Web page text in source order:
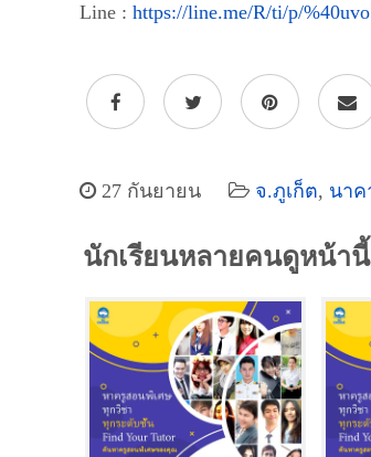
Line : https://line.me/R/ti/p/
27 กันยายน จ.ภูเก็ต, นาค
นักเรียนหลายคนดูหน้า